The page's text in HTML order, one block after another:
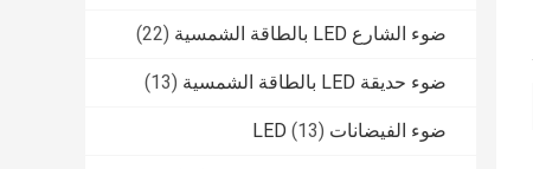
ضوء الشارع LED بالطاقة الشمسية (22)
ضوء حديقة LED بالطاقة الشمسية (13)
ضوء الفيضانات LED (13)